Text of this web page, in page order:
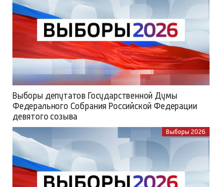
Выборы депутатов Государственной Думы
Федерального Собрания Российской Федерации
девятого созыва
Выборы 2026